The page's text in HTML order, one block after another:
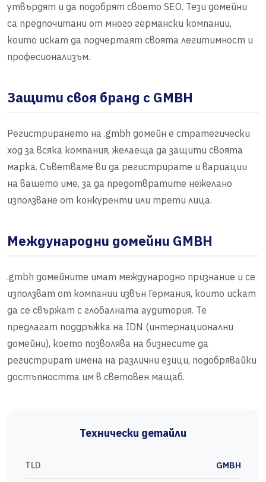
утвърдят и да подобрят своето SEO. Тези домейни
са предпочитани от много германски компании,
които искат да подчертаят своята легитимност и
професионализъм.
Защити своя бранд с GMBH
Регистрирането на .gmbh домейн е стратегически
ход за всяка компания, желаеща да защити своята
марка. Съветваме ви да регистрирате и вариации
на вашето име, за да предотвратите нежелано
използване от конкуренти или трети лица.
Международни домейни GMBH
.gmbh домейните имат международно признание и се
използват от компании извън Германия, които искат
да се свържат с глобалната аудитория. Те
предлагат поддръжка на IDN (интернационални
домейни), което позволява на бизнесите да
регистрират имена на различни езици, подобрявайки
достъпността им в световен мащаб.
Технически детайли
TLD GMBH